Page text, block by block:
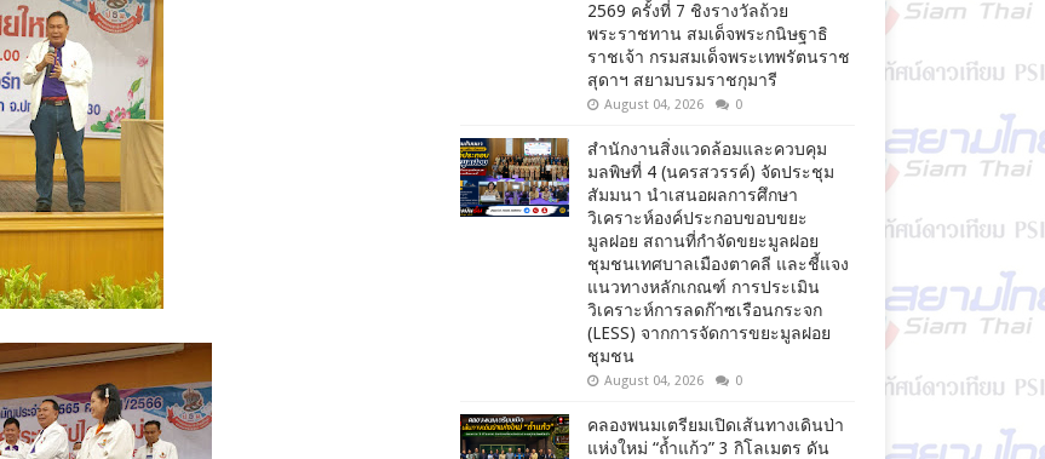
2569 ครั้งที่ 7 ชิงรางวัลถ้วย
พระราชทาน สมเด็จพระกนิษฐาธิ
ราชเจ้า กรมสมเด็จพระเทพรัตนราช
สุดาฯ สยามบรมราชกุมารี
August 04, 2026 0
สำนักงานสิ่งแวดล้อมและควบคุม
มลพิษที่ 4 (นครสวรรค์) จัดประชุม
สัมมนา นำเสนอผลการศึกษา
วิเคราะห์องค์ประกอบขอบขยะ
มูลฝอย สถานที่กำจัดขยะมูลฝอย
ชุมชนเทศบาลเมืองตาคลี และชี้แจง
แนวทางหลักเกณฑ์ การประเมิน
วิเคราะห์การลดก๊าซเรือนกระจก
(LESS) จากการจัดการขยะมูลฝอย
ชุมชน
August 04, 2026 0
คลองพนมเตรียมเปิดเส้นทางเดินป่า
แห่งใหม่ “ถ้ำแก้ว” 3 กิโลเมตร ดัน